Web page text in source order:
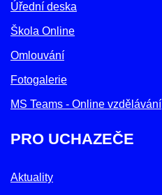
Úřední deska
Škola Online
Omlouvání
Fotogalerie
MS Teams - Online vzdělávání
PRO UCHAZEČE
Aktuality